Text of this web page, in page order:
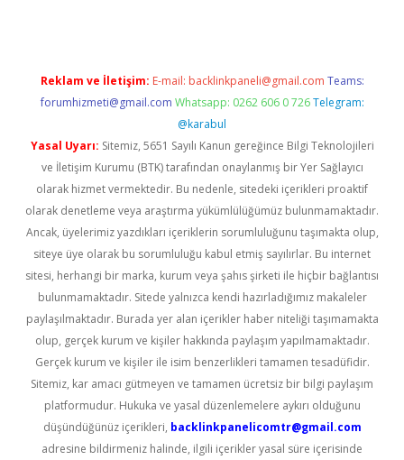
Reklam ve İletişim: E-mail: backlinkpaneli@gmail.com Teams:
forumhizmeti@gmail.com Whatsapp: 0262 606 0 726 Telegram:
@karabul
Yasal Uyarı: Sitemiz, 5651 Sayılı Kanun gereğince Bilgi Teknolojileri
ve İletişim Kurumu (BTK) tarafından onaylanmış bir Yer Sağlayıcı
olarak hizmet vermektedir. Bu nedenle, sitedeki içerikleri proaktif
olarak denetleme veya araştırma yükümlülüğümüz bulunmamaktadır.
Ancak, üyelerimiz yazdıkları içeriklerin sorumluluğunu taşımakta olup,
siteye üye olarak bu sorumluluğu kabul etmiş sayılırlar. Bu internet
sitesi, herhangi bir marka, kurum veya şahıs şirketi ile hiçbir bağlantısı
bulunmamaktadır. Sitede yalnızca kendi hazırladığımız makaleler
paylaşılmaktadır. Burada yer alan içerikler haber niteliği taşımamakta
olup, gerçek kurum ve kişiler hakkında paylaşım yapılmamaktadır.
Gerçek kurum ve kişiler ile isim benzerlikleri tamamen tesadüfidir.
Sitemiz, kar amacı gütmeyen ve tamamen ücretsiz bir bilgi paylaşım
platformudur. Hukuka ve yasal düzenlemelere aykırı olduğunu
düşündüğünüz içerikleri, backlinkpanelicomtr@gmail.com
adresine bildirmeniz halinde, ilgili içerikler yasal süre içerisinde